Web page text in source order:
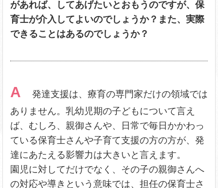
があれば、してあげたいとおもうのですが、保
育士が介入してよいのでしょうか？また、実際
できることはあるのでしょうか？
A
発達支援は、療育の専門家だけの領域では
ありません。乳幼児期の子どもについて言え
ば、むしろ、親御さんや、日常で毎日かかわっ
ている保育士さんや子育て支援の方の方が、発
達にあたえる影響力は大きいと言えます。
園児に対してだけでなく、その子の親御さんへ
の対応や導きという意味では、担任の保育士さ